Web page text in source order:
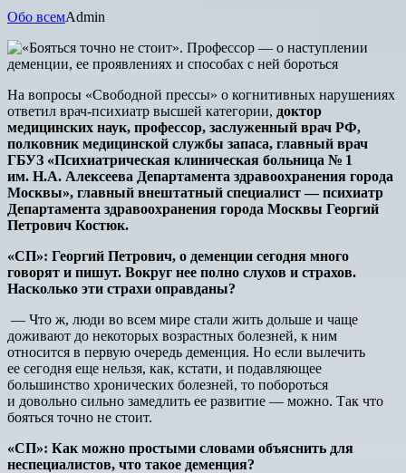
Обо всемAdmin
На вопросы «Свободной прессы» о когнитивных нарушениях
ответил врач-психиатр высшей категории, доктор
медицинских наук, профессор, заслуженный врач РФ,
полковник медицинской службы запаса, главный врач
ГБУЗ «Психиатрическая клиническая больница № 1
им. Н.А. Алексеева Департамента здравоохранения города
Москвы», главный внештатный специалист — психиатр
Департамента здравоохранения города Москвы Георгий
Петрович Костюк.
«СП»: Георгий Петрович, о деменции сегодня много
говорят и пишут. Вокруг нее полно слухов и страхов.
Насколько эти страхи оправданы?
— Что ж, люди во всем мире стали жить дольше и чаще
доживают до некоторых возрастных болезней, к ним
относится в первую очередь деменция. Но если вылечить
ее сегодня еще нельзя, как, кстати, и подавляющее
большинство хронических болезней, то побороться
и довольно сильно замедлить ее развитие — можно. Так что
бояться точно не стоит.
«СП»: Как можно простыми словами объяснить для
неспециалистов, что такое деменция?